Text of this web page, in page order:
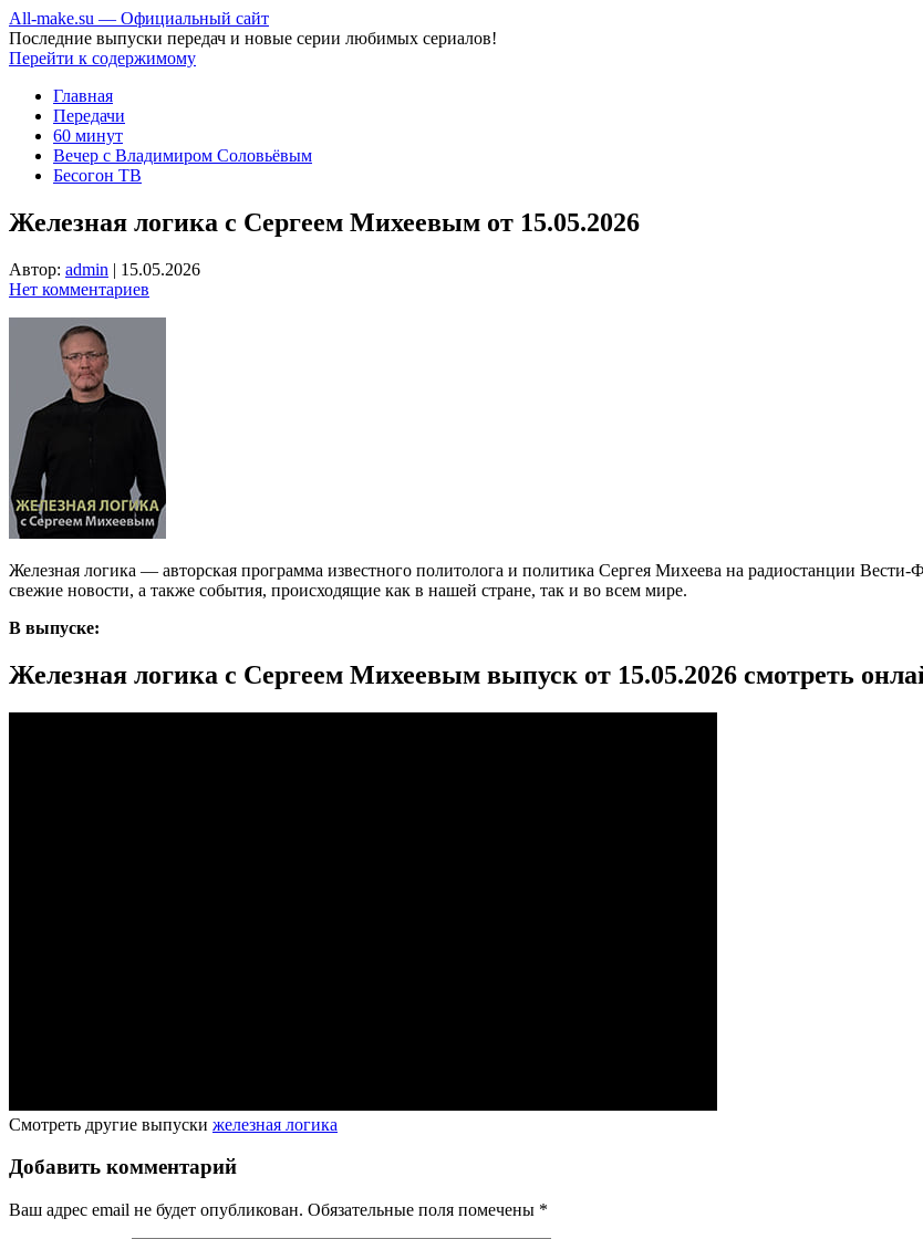
All-make.su — Официальный сайт
Последние выпуски передач и новые серии любимых сериалов!
Перейти к содержимому
Главная
Передачи
60 минут
Вечер с Владимиром Соловьёвым
Бесогон ТВ
Железная логика с Сергеем Михеевым от 15.05.2026
Автор: admin | 15.05.2026
Нет комментариев
Железная логика — авторская программа известного политолога и политика Сергея Михеева на радиостанции
свежие новости, а также события, происходящие как в нашей стране, так и во всем мире.
В выпуске:
Железная логика с Сергеем Михеевым выпуск от 15.05.2026 смотреть
Смотреть другие выпуски железная логика
Добавить комментарий
Ваш адрес email не будет опубликован. Обязательные поля помечены *